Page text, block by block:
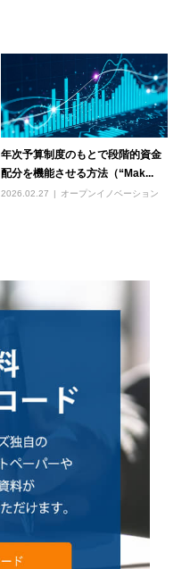
年次予算制度のもとで段階的資金
配分を機能させる方法（“Mak...
2026.02.27 オープンイノベーション